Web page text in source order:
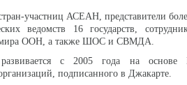
участниц АСЕАН, представители
ведомств 16 государств,
мира ООН, а также ШОС и СВМДА.
с 2005 года на основе
подписанного в Джакарте.